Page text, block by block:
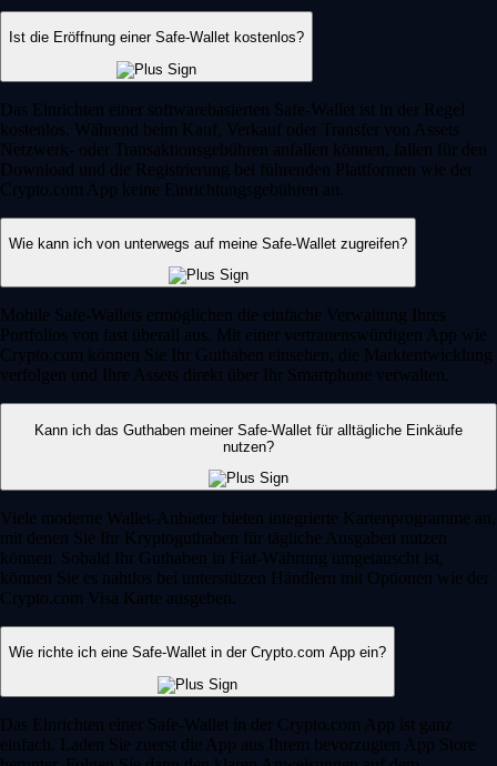
Ist die Eröffnung einer Safe-Wallet kostenlos?
Das Einrichten einer softwarebasierten Safe-Wallet ist in der Regel
kostenlos. Während beim Kauf, Verkauf oder Transfer von Assets
Netzwerk- oder Transaktionsgebühren anfallen können, fallen für den
Download und die Registrierung bei führenden Plattformen wie der
Crypto.com App keine Einrichtungsgebühren an.
Wie kann ich von unterwegs auf meine Safe-Wallet zugreifen?
Mobile Safe-Wallets ermöglichen die einfache Verwaltung Ihres
Portfolios von fast überall aus. Mit einer vertrauenswürdigen App wie
Crypto.com können Sie Ihr Guthaben einsehen, die Marktentwicklung
verfolgen und Ihre Assets direkt über Ihr Smartphone verwalten.
Kann ich das Guthaben meiner Safe-Wallet für alltägliche Einkäufe
nutzen?
Viele moderne Wallet-Anbieter bieten integrierte Kartenprogramme an,
mit denen Sie Ihr Kryptoguthaben für tägliche Ausgaben nutzen
können. Sobald Ihr Guthaben in Fiat-Währung umgetauscht ist,
können Sie es nahtlos bei unterstützen Händlern mit Optionen wie der
Crypto.com Visa Karte ausgeben.
Wie richte ich eine Safe-Wallet in der Crypto.com App ein?
Das Einrichten einer Safe-Wallet in der Crypto.com App ist ganz
einfach. Laden Sie zuerst die App aus Ihrem bevorzugten App Store